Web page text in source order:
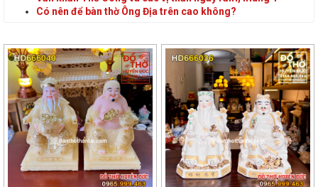
Có nên để bàn thờ Ông Địa trên cao không?